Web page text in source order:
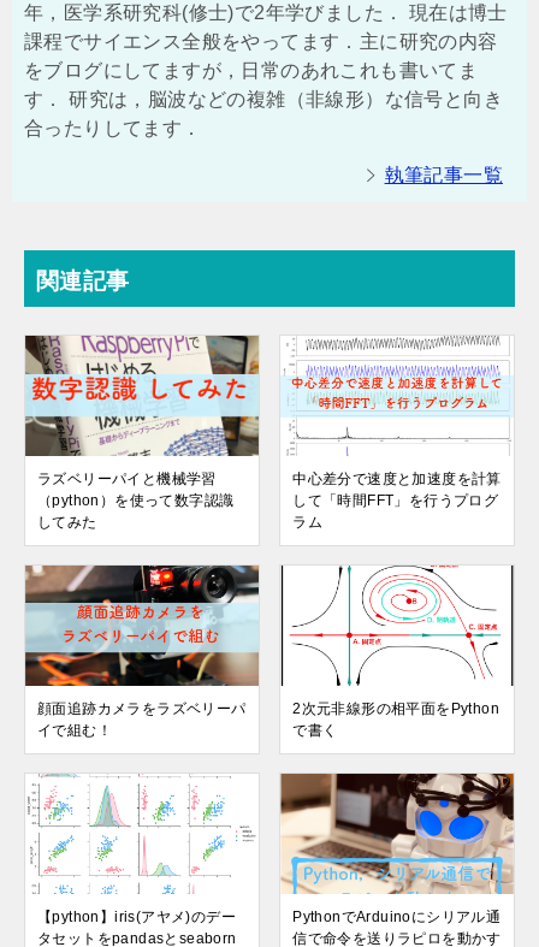
年，医学系研究科(修士)で2年学びました． 現在は博士
課程でサイエンス全般をやってます．主に研究の内容
をブログにしてますが，日常のあれこれも書いてま
す． 研究は，脳波などの複雑（非線形）な信号と向き
合ったりしてます．
執筆記事一覧
関連記事
ラズベリーパイと機械学習
（python）を使って数字認識
してみた
中心差分で速度と加速度を計算
して「時間FFT」を行うプログ
ラム
顔面追跡カメラをラズベリーパ
イで組む！
2次元非線形の相平面をPython
で書く
【python】iris(アヤメ)のデー
タセットをpandasとseaborn
PythonでArduinoにシリアル通
信で命令を送りラピロを動かす